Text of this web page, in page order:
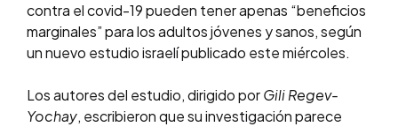
contra el covid-19 pueden tener apenas “beneficios
marginales” para los adultos jóvenes y sanos, según
un nuevo estudio israelí publicado este miércoles.
Los autores del estudio, dirigido porGili Regev-
Yochay, escribieron que su investigación parece